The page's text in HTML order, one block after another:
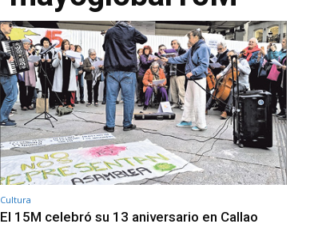
Cultura
El 15M celebró su 13 aniversario en Callao